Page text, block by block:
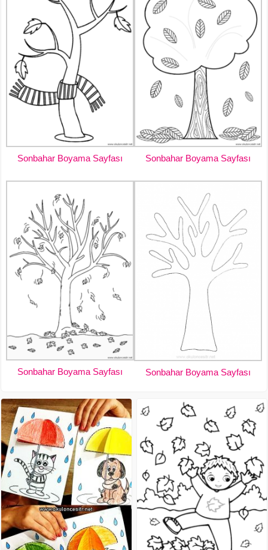
Sonbahar Boyama Sayfası Sonbahar Boyama Sayfası
Sonbahar Boyama Sayfası Sonbahar Boyama Sayfası